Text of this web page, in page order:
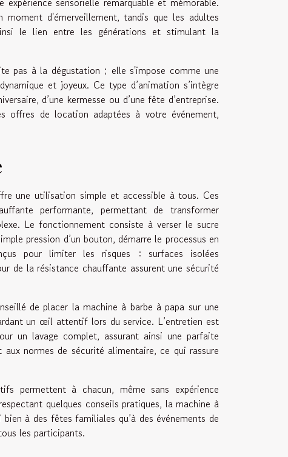
d'émerveillement, tandis que les adultes
le lien entre les générations et stimulant la
pas à la dégustation ; elle s'impose comme une
et joyeux. Ce type d’animation s’intègre
d’une kermesse ou d’une fête d’entreprise.
offres de location adaptées à votre événement,
une utilisation simple et accessible à tous. Ces
performante, permettant de transformer
Le fonctionnement consiste à verser le sucre
pression d’un bouton, démarre le processus en
pour limiter les risques : surfaces isolées
de la résistance chauffante assurent une sécurité
de placer la machine à barbe à papa sur une
un œil attentif lors du service. L’entretien est
un lavage complet, assurant ainsi une parfaite
normes de sécurité alimentaire, ce qui rassure
permettent à chacun, même sans expérience
quelques conseils pratiques, la machine à
à des fêtes familiales qu’à des événements de
les participants.